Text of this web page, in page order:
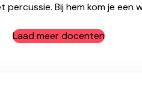
Bij hem kom je een
Laad meer docenten